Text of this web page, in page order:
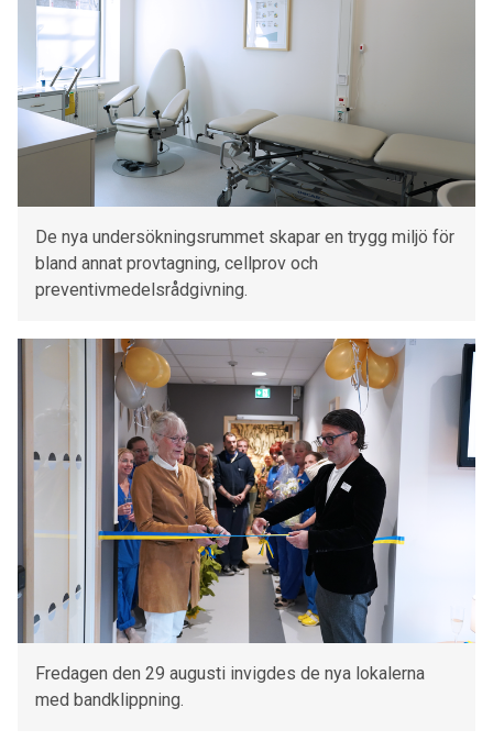
De nya undersökningsrummet skapar en trygg miljö för
bland annat provtagning, cellprov och
preventivmedelsrådgivning.
Fredagen den 29 augusti invigdes de nya lokalerna
med bandklippning.